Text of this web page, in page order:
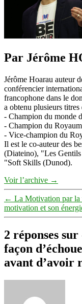
Par Jérôme
Jérôme Hoarau auteur
conférencier
francophone dans le
a obtenu plusieurs
- Champion du monde
- Champion du
- Vice-champion du
Il est le co-auteur des
(Diateino), "Les
"Soft Skills (Dunod).
Voir l’archive →
← La Motivation par
motivation et son
2 réponses sur
façon
avant d’avoir